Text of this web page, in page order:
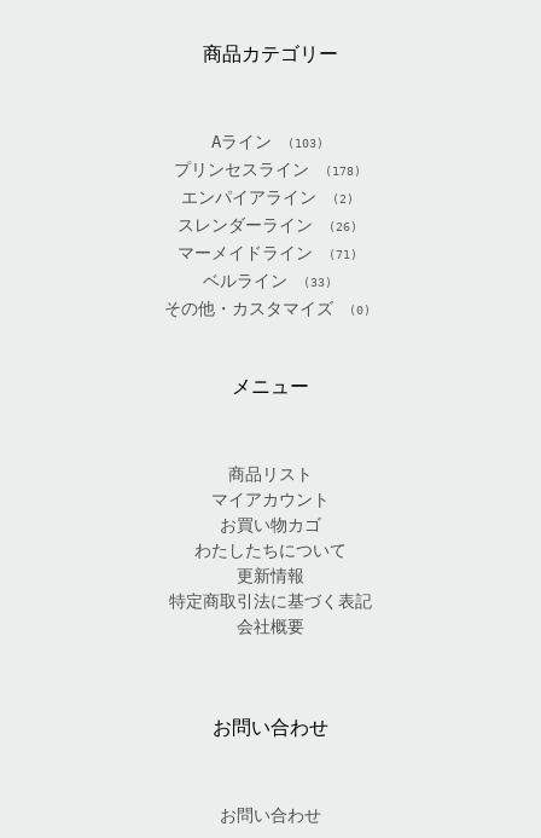
商品カテゴリー
Aライン (103)
プリンセスライン (178)
エンパイアライン (2)
スレンダーライン (26)
マーメイドライン (71)
ベルライン (33)
その他・カスタマイズ (0)
メニュー
商品リスト
マイアカウント
お買い物カゴ
わたしたちについて
更新情報
特定商取引法に基づく表記
会社概要
お問い合わせ
お問い合わせ